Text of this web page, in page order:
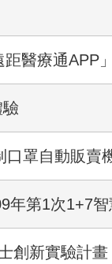
醫療通APP」
罩自動販賣
年第1次1+7
創新實驗計畫